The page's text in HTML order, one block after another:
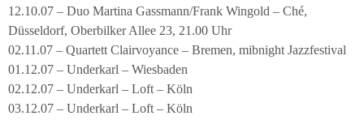
12.10.07 – Duo Martina Gassmann/Frank Wingold – Ché,
Düsseldorf, Oberbilker Allee 23, 21.00 Uhr
02.11.07 – Quartett Clairvoyance – Bremen, mibnight Jazzfestival
01.12.07 – Underkarl – Wiesbaden
02.12.07 – Underkarl – Loft – Köln
03.12.07 – Underkarl – Loft – Köln